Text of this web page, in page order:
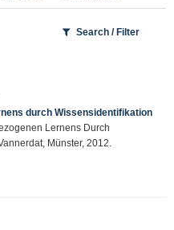
Search / Filter
durch Wissensidentifikation
Lernens Durch
Münster, 2012.